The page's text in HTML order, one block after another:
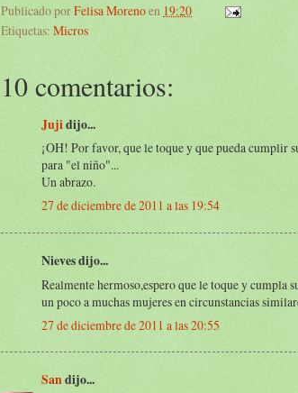
Publicado porFelisa Morenoen 19:20
Etiquetas: Micros
10 comentarios:
Jujidijo...
¡OH! Por favor, que le toque y que pueda cumplir
para "el niño"...
Un abrazo.
27 de diciembre de 2011 a las 19:54
Nieves dijo...
Realmente hermoso,espero que le toque y cumpla
un poco a muchas mujeres en circunstancias
27 de diciembre de 2011 a las 20:55
Sandijo...